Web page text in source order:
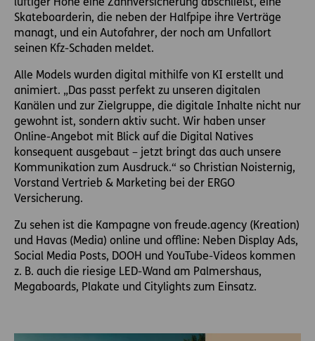
luftiger Höhe eine Zahnversicherung abschließt, eine
Skateboarderin, die neben der Halfpipe ihre Verträge
managt, und ein Autofahrer, der noch am Unfallort
seinen Kfz-Schaden meldet.
Alle Models wurden digital mithilfe von KI erstellt und
animiert. „Das passt perfekt zu unseren digitalen
Kanälen und zur Zielgruppe, die digitale Inhalte nicht nur
gewohnt ist, sondern aktiv sucht. Wir haben unser
Online-Angebot mit Blick auf die Digital Natives
konsequent ausgebaut – jetzt bringt das auch unsere
Kommunikation zum Ausdruck.“ so Christian Noisternig,
Vorstand Vertrieb & Marketing bei der ERGO
Versicherung.
Zu sehen ist die Kampagne von freude.agency (Kreation)
und Havas (Media) online und offline: Neben Display Ads,
Social Media Posts, DOOH und YouTube-Videos kommen
z. B. auch die riesige LED-Wand am Palmershaus,
Megaboards, Plakate und Citylights zum Einsatz.